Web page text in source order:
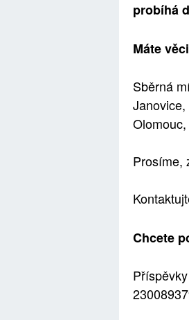
probíhá
Máte
Sběrná
Prosíme,
Chcete